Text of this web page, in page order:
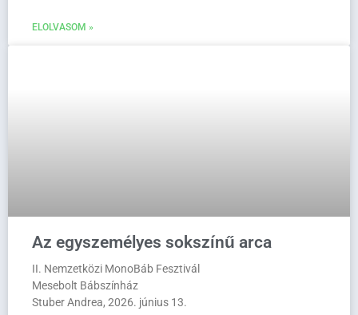
ELOLVASOM »
Az egyszemélyes sokszínű arca
II. Nemzetközi MonoBáb Fesztivál
Mesebolt Bábszínház
Stuber Andrea, 2026. június 13.